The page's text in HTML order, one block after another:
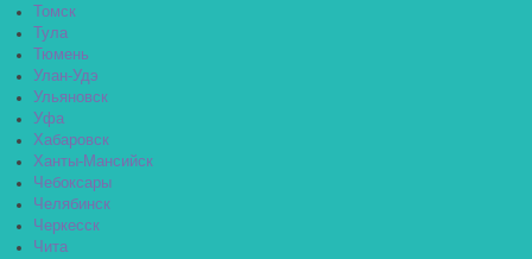
Томск
Тула
Тюмень
Улан-Удэ
Ульяновск
Уфа
Хабаровск
Ханты-Мансийск
Чебоксары
Челябинск
Черкесск
Чита